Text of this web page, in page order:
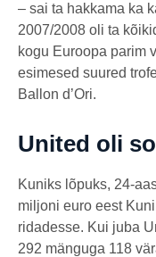
– sai ta hakkama ka
2007/2008 oli ta
kogu Euroopa parim
esimesed suured
Ballon d’Ori.
United oli
Kuniks lõpuks, 24-
miljoni euro eest
ridadesse. Kui juba
292 mänguga 118